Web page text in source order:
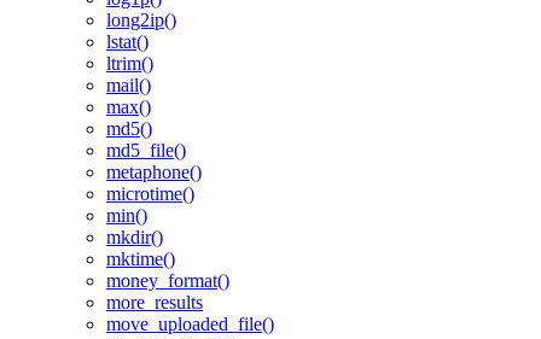
long2ip()
lstat()
ltrim()
mail()
max()
md5()
md5_file()
metaphone()
microtime()
min()
mkdir()
mktime()
money_format()
more_results
move_uploaded_file()